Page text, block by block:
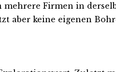
Firmen in
aber keine eigenen